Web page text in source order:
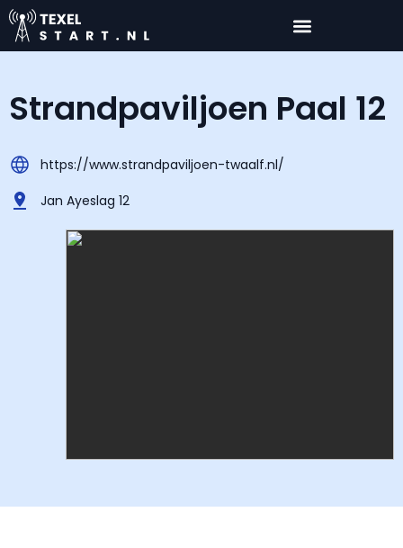
Strandpaviljoen Paal 12
https://www.strandpaviljoen-twaalf.nl/
Jan Ayeslag 12